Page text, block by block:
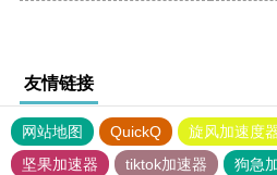
友情链接
网站地图 QuickQ 旋风加速度
坚果加速器
tiktok加速器
狗急